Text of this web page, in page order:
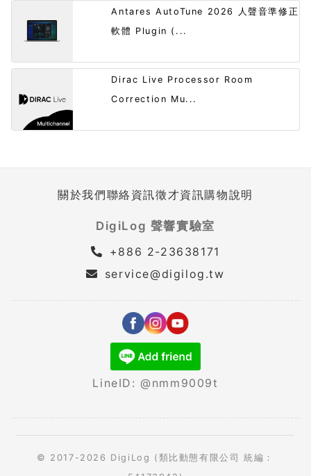
Antares AutoTune 2026 人聲音準修正
軟體 Plugin (...
Dirac Live Processor Room
Correction Mu...
關於我們聯絡資訊徵才資訊購物說明
DigiLog 聲響實驗室
+886 2-23638171
service@digilog.tw
LineID: @nmm9009t
© 2017-2026 DigiLog (類比動態有限公司 統編：